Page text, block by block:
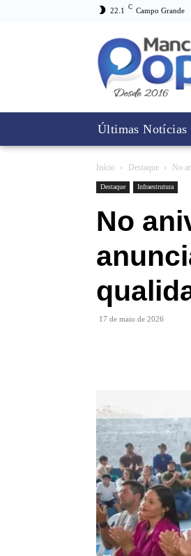
22.1 C Campo Grande
Últimas Notícias
Início Destaque No
Destaque Infraestrutura
No
17 de maio de 2026